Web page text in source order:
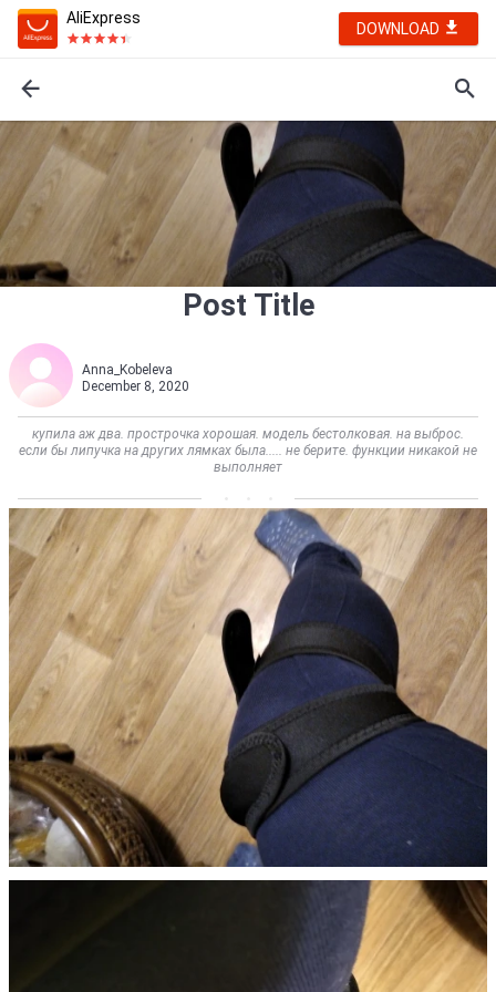
AliExpress
DOWNLOAD
Post Title
Anna_Kobeleva
December 8, 2020
купила аж два. прострочка хорошая. модель бестолковая. на выброс.
если бы липучка на других лямках была..... не берите. функции никакой не
выполняет